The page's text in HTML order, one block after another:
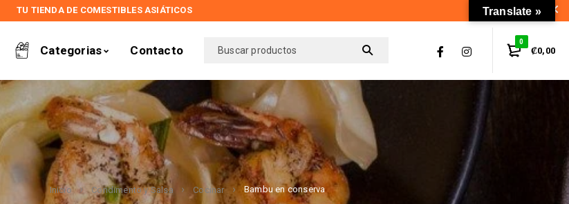
TU TIENDA DE COMESTIBLES ASIÁTICOS
Categorias Contacto
0
₡0,00
Inicio Condimento y Salsa Cocinar Bambu en conserva
Translate »